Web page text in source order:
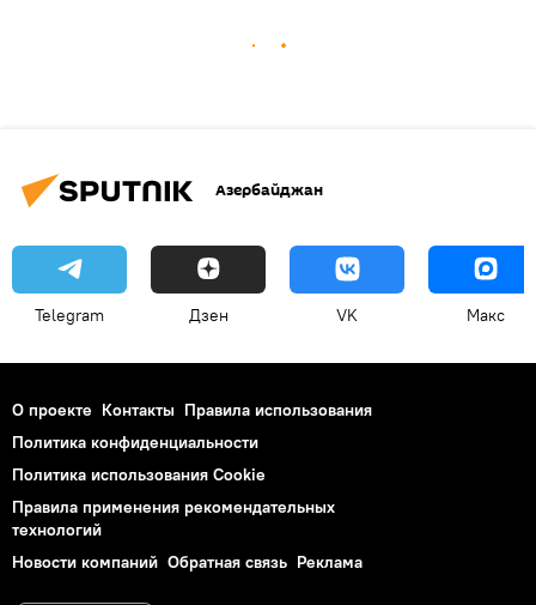
Азербайджан
Telegram Дзен VK Макс
О проекте Контакты Правила использования
Политика конфиденциальности
Политика использования Cookie
Правила применения рекомендательных
технологий
Новости компаний Обратная связь Реклама